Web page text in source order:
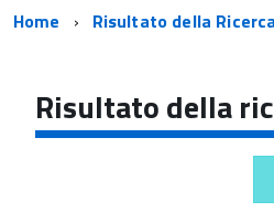
Percorso
navigazione
Home Risultato della Ricerca
Risultato della